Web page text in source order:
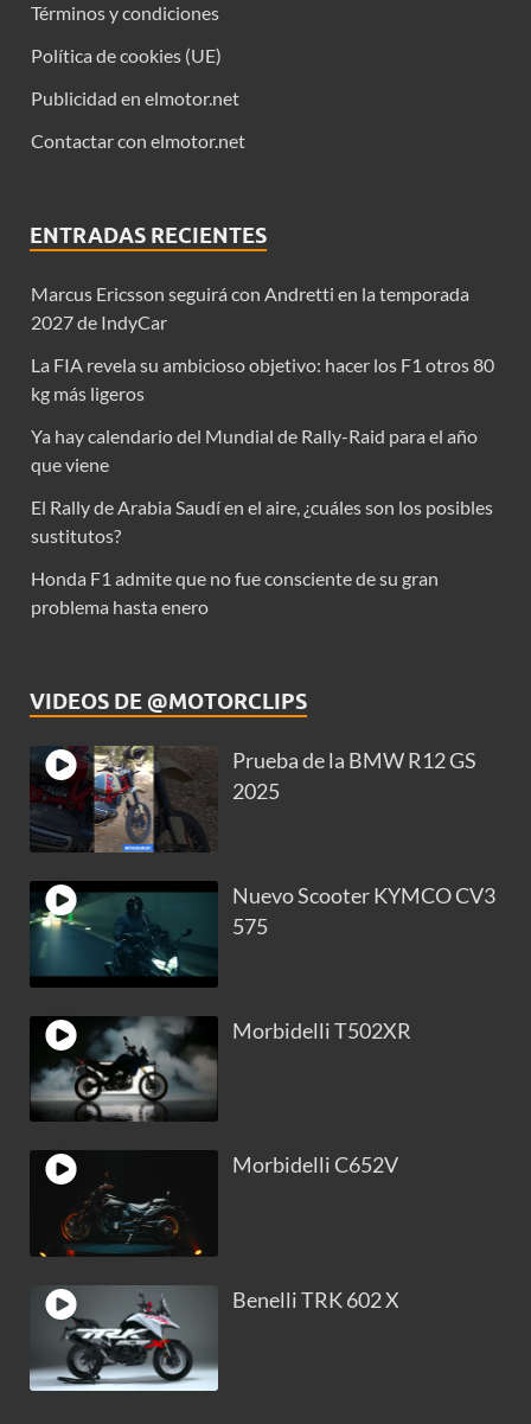
Términos y condiciones
Política de cookies (UE)
Publicidad en elmotor.net
Contactar con elmotor.net
ENTRADAS RECIENTES
Marcus Ericsson seguirá con Andretti en la temporada
2027 de IndyCar
La FIA revela su ambicioso objetivo: hacer los F1 otros 80
kg más ligeros
Ya hay calendario del Mundial de Rally-Raid para el año
que viene
El Rally de Arabia Saudí en el aire, ¿cuáles son los posibles
sustitutos?
Honda F1 admite que no fue consciente de su gran
problema hasta enero
VIDEOS DE @MOTORCLIPS
Prueba de la BMW R12 GS
2025
Nuevo Scooter KYMCO CV3
575
Morbidelli T502XR
Morbidelli C652V
Benelli TRK 602 X